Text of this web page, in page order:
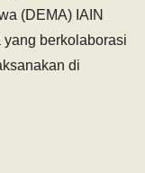
(DEMA) IAIN
berkolaborasi
di